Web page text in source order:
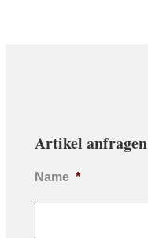
Artikel anfragen
Name *